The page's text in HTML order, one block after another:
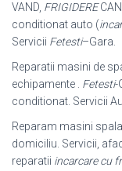
VAND, FRIGIDERE
conditionat auto (
Servicii Fetesti–Gara.
Reparatii masini de
echipamente . Fetesti-
conditionat. Servicii
Reparam masini
domiciliu. Servicii,
reparatii incarcare cu